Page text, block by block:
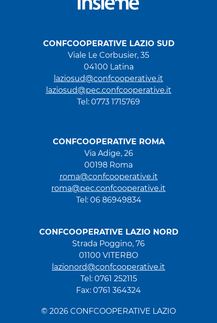
CONFCOOPERATIVE LAZIO SUD
Viale Le Corbusier, 35
04100 Latina
laziosud@confcooperative.it
laziosud@pec.confcooperative.it
Tel: 0773 1715769
CONFCOOPERATIVE ROMA
Via Adige, 26
00198 Roma
roma@confcooperative.it
roma@pec.confcooperative.it
Tel: 06 86949834
CONFCOOPERATIVE LAZIO NORD
Strada Poggino, 76
01100 VITERBO
lazionord@confcooperative.it
Tel: 0761 252115
Fax: 0761 364324
© 2026 CONFCOOPERATIVE LAZIO